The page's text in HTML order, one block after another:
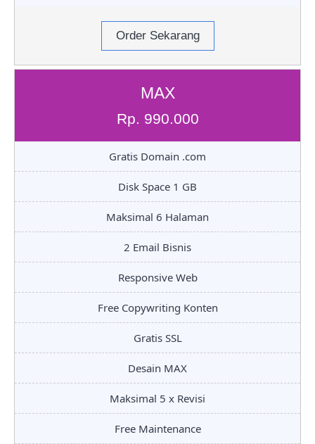
Order Sekarang
MAX
Rp. 990.000
Gratis Domain .com
Disk Space 1 GB
Maksimal 6 Halaman
2 Email Bisnis
Responsive Web
Free Copywriting Konten
Gratis SSL
Desain MAX
Maksimal 5 x Revisi
Free Maintenance